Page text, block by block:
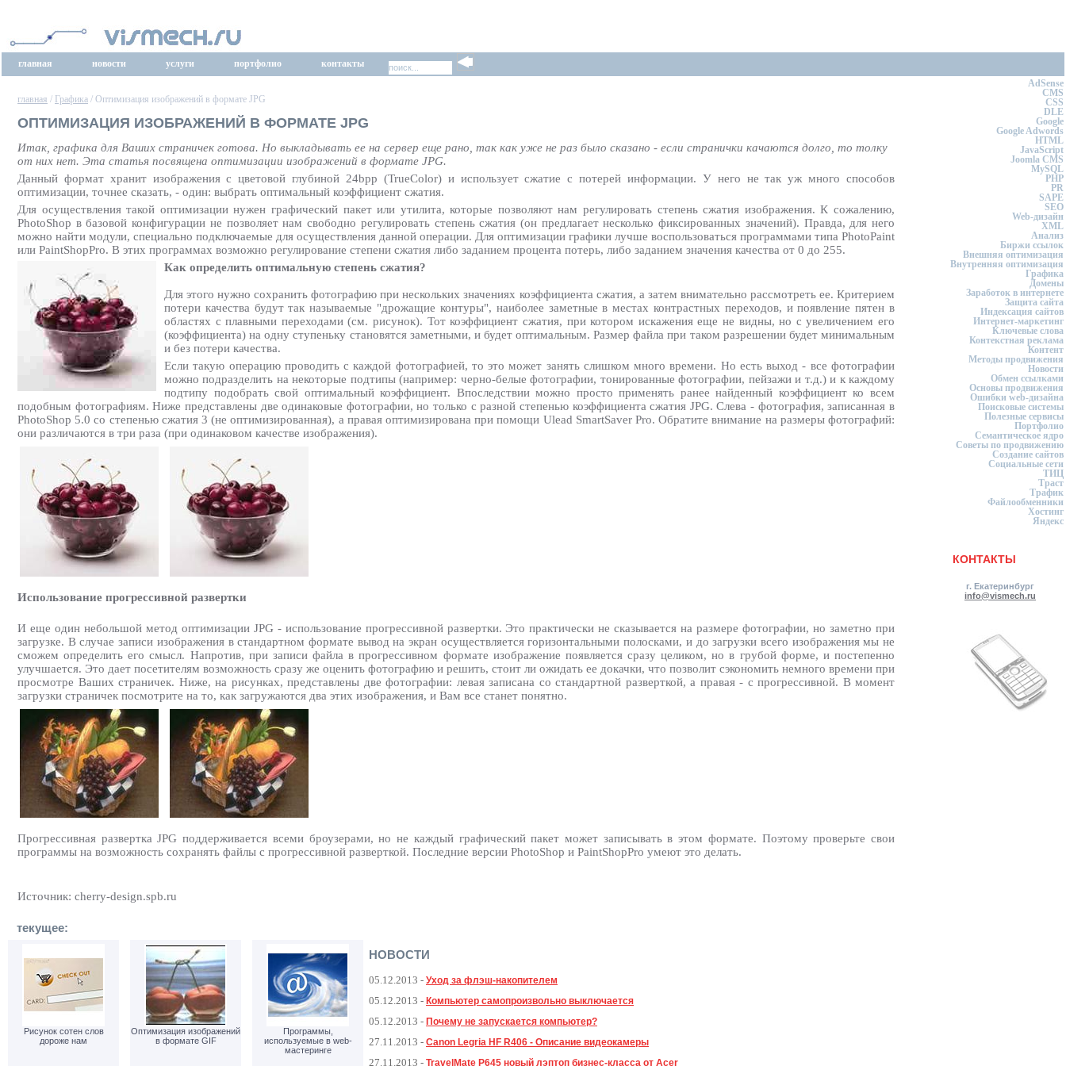
главная новости услуги портфолио контакты
главная / Графика / Оптимизация изображений в формате JPG
ОПТИМИЗАЦИЯ ИЗОБРАЖЕНИЙ В ФОРМАТЕ JPG
Итак, графика для Ваших страничек готова. Но выкладывать ее на сервер еще рано, так как уже не раз было сказано - если странички качаются долго, то толку
от них нет. Эта статья посвящена оптимизации изображений в формате JPG.
Данный формат хранит изображения c цветовой глубиной 24bpp (TrueColor) и использует сжатие с потерей информации. У него не так уж много способов
оптимизации, точнее сказать, - один: выбрать оптимальный коэффициент сжатия.
Для осуществления такой оптимизации нужен графический пакет или утилита, которые позволяют нам регулировать степень сжатия изображения. К сожалению,
PhotoShop в базовой конфигурации не позволяет нам свободно регулировать степень сжатия (он предлагает несколько фиксированных значений). Правда, для него
можно найти модули, специально подключаемые для осуществления данной операции. Для оптимизации графики лучше воспользоваться программами типа PhotoPaint
или PaintShopPro. В этих программах возможно регулирование степени сжатия либо заданием процента потерь, либо заданием значения качества от 0 до 255.
Как определить оптимальную степень сжатия?
Для этого нужно сохранить фотографию при нескольких значениях коэффициента сжатия, а затем внимательно рассмотреть ее. Критерием
потери качества будут так называемые "дрожащие контуры", наиболее заметные в местах контрастных переходов, и появление пятен в
областях с плавными переходами (см. рисунок). Тот коэффициент сжатия, при котором искажения еще не видны, но с увеличением его
(коэффициента) на одну ступеньку становятся заметными, и будет оптимальным. Размер файла при таком разрешении будет минимальным
и без потери качества.
Если такую операцию проводить с каждой фотографией, то это может занять слишком много времени. Но есть выход - все фотографии
можно подразделить на некоторые подтипы (например: черно-белые фотографии, тонированные фотографии, пейзажи и т.д.) и к каждому
подтипу подобрать свой оптимальный коэффициент. Впоследствии можно просто применять ранее найденный коэффициент ко всем
подобным фотографиям. Ниже представлены две одинаковые фотографии, но только с разной степенью коэффициента сжатия JPG. Слева - фотография, записанная в
PhotoShop 5.0 со степенью сжатия 3 (не оптимизированная), а правая оптимизирована при помощи Ulead SmartSaver Pro. Обратите внимание на размеры фотографий:
они различаются в три раза (при одинаковом качестве изображения).
Использование прогрессивной развертки
И еще один небольшой метод оптимизации JPG - использование прогрессивной развертки. Это практически не сказывается на размере фотографии, но заметно при
загрузке. В случае записи изображения в стандартном формате вывод на экран осуществляется горизонтальными полосками, и до загрузки всего изображения мы не
сможем определить его смысл. Напротив, при записи файла в прогрессивном формате изображение появляется сразу целиком, но в грубой форме, и постепенно
улучшается. Это дает посетителям возможность сразу же оценить фотографию и решить, стоит ли ожидать ее докачки, что позволит сэкономить немного времени при
просмотре Ваших страничек. Ниже, на рисунках, представлены две фотографии: левая записана со стандартной разверткой, а правая - с прогрессивной. В момент
загрузки страничек посмотрите на то, как загружаются два этих изображения, и Вам все станет понятно.
Прогрессивная развертка JPG поддерживается всеми броузерами, но не каждый графический пакет может записывать в этом формате. Поэтому проверьте свои
программы на возможность сохранять файлы с прогрессивной разверткой. Последние версии PhotoShop и PaintShopPro умеют это делать.
Источник: cherry-design.spb.ru
AdSense
CMS
CSS
DLE
Google
Google Adwords
HTML
JavaScript
Joomla CMS
MySQL
PHP
PR
SAPE
SEO
Web-дизайн
XML
Анализ
Биржи ссылок
Внешняя оптимизация
Внутренняя оптимизация
Графика
Домены
Заработок в интернете
Защита сайта
Индексация сайтов
Интернет-маркетинг
Ключевые слова
Контекстная реклама
Контент
Методы продвижения
Новости
Обмен ссылками
Основы продвижения
Ошибки web-дизайна
Поисковые системы
Полезные сервисы
Портфолио
Семантическое ядро
Советы по продвижению
Создание сайтов
Социальные сети
ТИЦ
Траст
Трафик
Файлообменники
Хостинг
Яндекс
КОНТАКТЫ
г. Екатеринбург
info@vismech.ru
текущее:
Рисунок сотен слов
дороже нам
Оптимизация изображений
в формате GIF
Программы,
используемые в web-
мастеринге
НОВОСТИ
05.12.2013 - Уход за флэш-накопителем
05.12.2013 - Компьютер самопроизвольно выключается
05.12.2013 - Почему не запускается компьютер?
27.11.2013 - Canon Legria HF R406 - Описание видеокамеры
27.11.2013 - TravelMate P645 новый лэптоп бизнес-класса от Acer